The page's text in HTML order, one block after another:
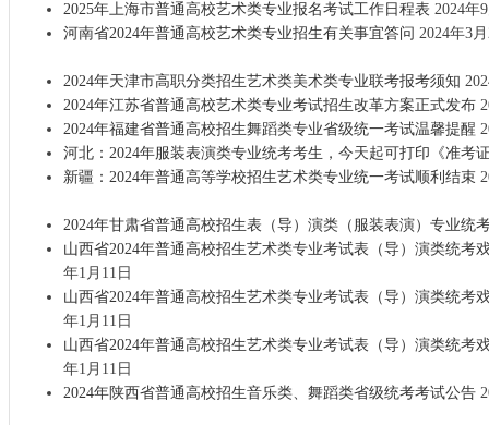
2025年上海市普通高校艺术类专业报名考试工作日程表 2024年
河南省2024年普通高校艺术类专业招生有关事宜答问 2024年3
2024年天津市高职分类招生艺术类美术类专业联考报考须知
2024年江苏省普通高校艺术类专业考试招生改革方案正式发布
2024年福建省普通高校招生舞蹈类专业省级统一考试温馨提醒
河北：2024年服装表演类专业统考考生，今天起可打印《准考
新疆：2024年普通高等学校招生艺术类专业统一考试顺利结束
2024年甘肃省普通高校招生表（导）演类（服装表演）专业统
山西省2024年普通高校招生艺术类专业考试表（导）演类统考
年1月11日
山西省2024年普通高校招生艺术类专业考试表（导）演类统考
年1月11日
山西省2024年普通高校招生艺术类专业考试表（导）演类统考
年1月11日
2024年陕西省普通高校招生音乐类、舞蹈类省级统考考试公告